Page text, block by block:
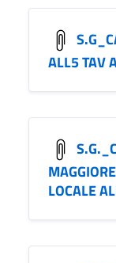
ALL5 TAV
LOCALE